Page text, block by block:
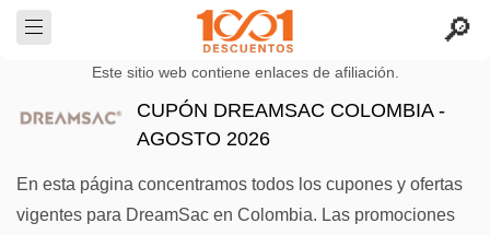
Este sitio web contiene enlaces de afiliación.
CUPÓN DREAMSAC COLOMBIA -
AGOSTO 2026
En esta página concentramos todos los cupones y ofertas
vigentes para DreamSac en Colombia. Las promociones